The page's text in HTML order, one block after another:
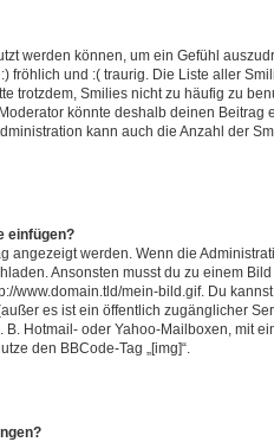
werden können, um ein Gefühl
fröhlich und :( traurig. Die Liste aller
trotzdem, Smilies nicht zu häufig zu
könnte deshalb deinen Beitrag
kann auch die Anzahl der
einfügen?
angezeigt werden. Wenn die
Ansonsten musst du zu einem
www.domain.tld/mein-bild.gif. Du
es ist ein öffentlich zugänglicher
Hotmail- oder Yahoo-Mailboxen, mit
den BBCode-Tag „[img]“.